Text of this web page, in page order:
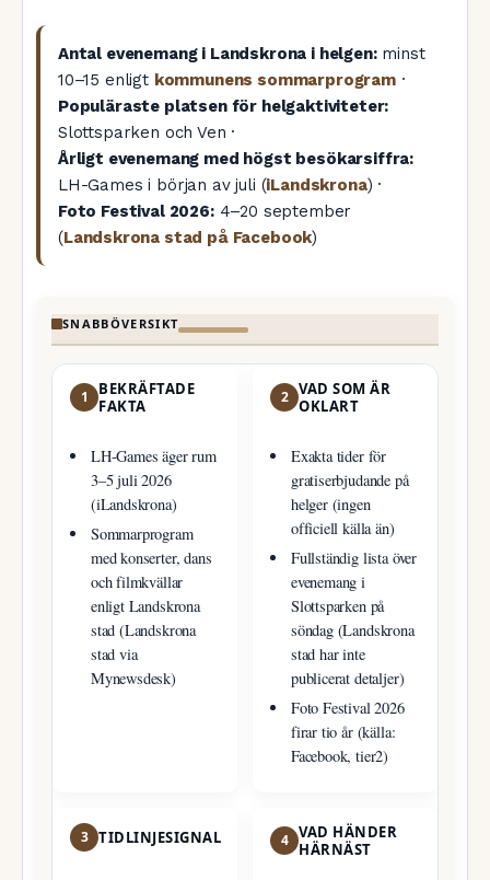
Antal evenemang i Landskrona i helgen:minst
10–15 enligt kommunens sommarprogram·
Populäraste platsen för helgaktiviteter:
Slottsparken och Ven ·
Årligt evenemang med högst besökarsiffra:
LH-Games i början av juli (iLandskrona) ·
Foto Festival 2026:4–20 september
(Landskrona stad på Facebook)
SNABBÖVERSIKT
1
BEKRÄFTADE
FAKTA
LH-Games äger rum
3–5 juli 2026
(iLandskrona)
Sommarprogram
med konserter, dans
och filmkvällar
enligt Landskrona
stad (Landskrona
stad via
Mynewsdesk)
2 VAD SOM ÄR
OKLART
Exakta tider för
gratiserbjudande på
helger (ingen
officiell källa än)
Fullständig lista över
evenemang i
Slottsparken på
söndag (Landskrona
stad har inte
publicerat detaljer)
Foto Festival 2026
firar tio år (källa:
Facebook, tier2)
3 TIDLINJESIGNAL 4 VAD HÄNDER
HÄRNÄST